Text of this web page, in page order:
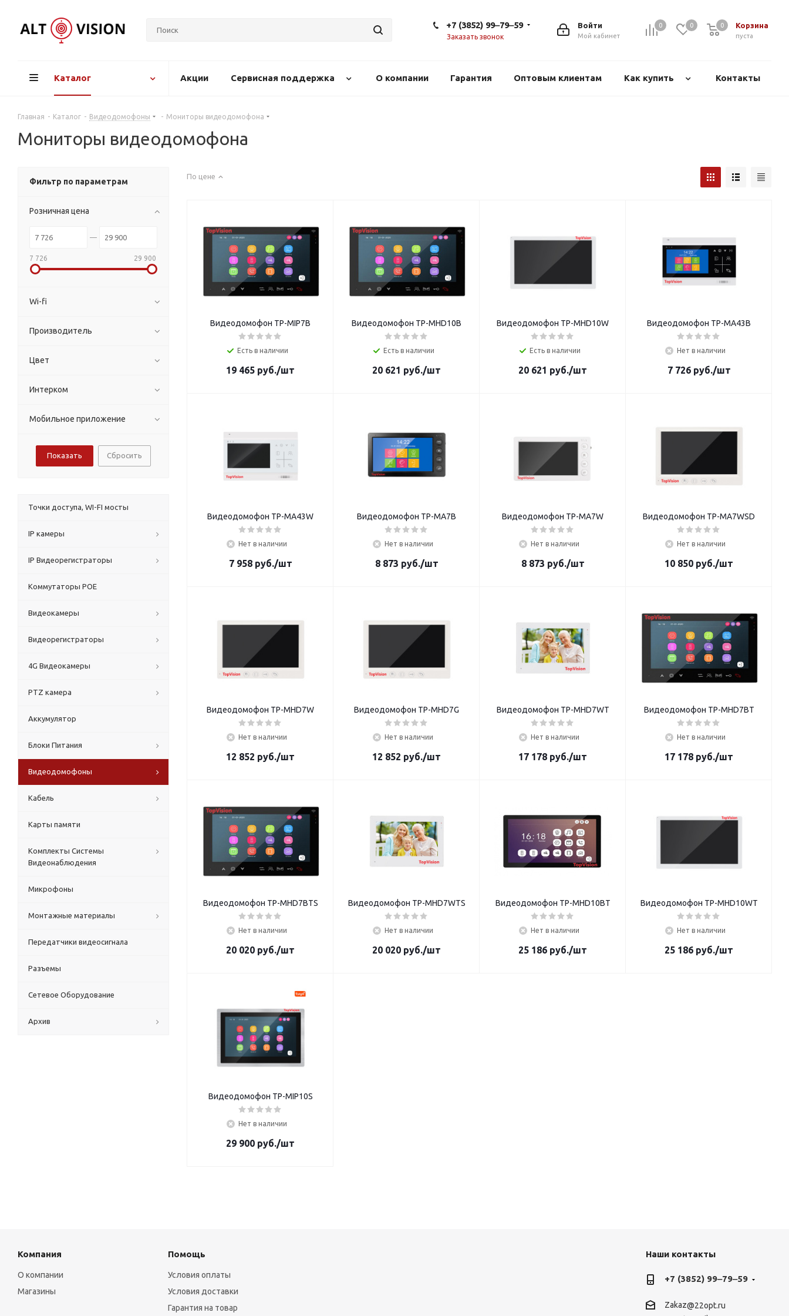
0 0 Корзина
пуста
0
Войти
Мой кабинет
+7 (3852) 99‒79‒59
Заказать звонок
Каталог Акции Сервисная поддержка О компании Гарантия Оптовым клиентам Как купить Контакты
Главная - Каталог - Видеодомофоны - Мониторы видеодомофона
Мониторы видеодомофона
По цене
Видеодомофон TP-MIP7B
Есть в наличии
19 465 руб./шт
Видеодомофон TP-MHD10B
Есть в наличии
20 621 руб./шт
Видеодомофон TP-MHD10W
Есть в наличии
20 621 руб./шт
Видеодомофон TP-MA43B
Нет в наличии
7 726руб./шт
Видеодомофон TP-MA43W
Нет в наличии
7 958руб./шт
Видеодомофон TP-MA7B
Нет в наличии
8 873 руб./шт
Видеодомофон TP-MA7W
Нет в наличии
8 873 руб./шт
Видеодомофон TP-MA7WSD
Нет в наличии
10 850 руб./шт
Видеодомофон TP-MHD7W
Нет в наличии
12 852 руб./шт
Видеодомофон TP-MHD7G
Нет в наличии
12 852 руб./шт
Видеодомофон TP-MHD7WT
Нет в наличии
17 178 руб./шт
Видеодомофон TP-MHD7BT
Нет в наличии
17 178 руб./шт
Видеодомофон TP-MHD7BTS
Нет в наличии
20 020 руб./шт
Видеодомофон TP-MHD7WTS
Нет в наличии
20 020 руб./шт
Видеодомофон TP-MHD10BT
Нет в наличии
25 186 руб./шт
Видеодомофон TP-MHD10WT
Нет в наличии
25 186 руб./шт
Видеодомофон TP-MIP10S
Нет в наличии
29 900 руб./шт
Фильтр по параметрам
Розничная цена
7 726 29 900
Wi-fi
Производитель
Цвет
Интерком
Мобильное приложение
Сбросить
Точки доступа, WI-FI мосты
IP камеры
IP Видеорегистраторы
Коммутаторы POE
Видеокамеры
Видеорегистраторы
4G Видеокамеры
PTZ камера
Аккумулятор
Блоки Питания
Видеодомофоны
Кабель
Карты памяти
Комплекты Системы
Видеонаблюдения
Микрофоны
Монтажные материалы
Передатчики видеосигнала
Разъемы
Сетевое Оборудование
Архив
Компания
О компании
Магазины
Помощь
Условия оплаты
Условия доставки
Гарантия на товар
Наши контакты
+7 (3852) 99‒79‒59
Zakaz@22opt.ru